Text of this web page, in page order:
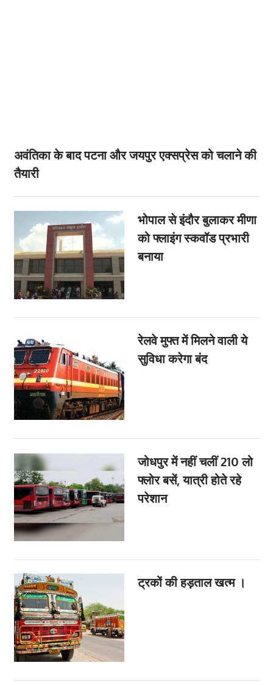
अवंतिका के बाद पटना और जयपुर एक्सप्रेस को चलाने की
तैयारी
भोपाल से इंदौर बुलाकर मीणा
को फ्लाइंग स्कवॉड प्रभारी
बनाया
रेलवे मुफ्त में मिलने वाली ये
सुविधा करेगा बंद
जोधपुर में नहीं चलीं 210 लो
फ्लोर बसें, यात्री होते रहे
परेशान
ट्रकों की हड़ताल खत्म ।